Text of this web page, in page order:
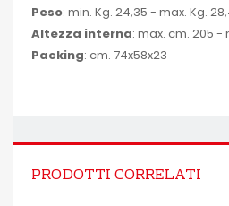
Peso: min. Kg. 24,35 - max. Kg.
Altezza interna: max. cm. 205 -
Packing: cm. 74x58x23
PRODOTTI CORRELATI